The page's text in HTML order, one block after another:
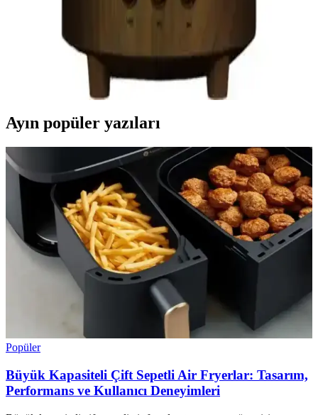
Royal Trend'in nostaljik gaz lambası görünümündeki radyo, yüksek
ses kalitesi, çoklu bağlantı seçenekleri ve şık tasarımıyla dikkat
çekiyor. Taşınabilir ve kullanımı kolay bu ürün, retro ve moderni bir
arada arayanlar için ideal.
Ayın popüler yazıları
Popüler
Büyük Kapasiteli Çift Sepetli Air Fryerlar: Tasarım,
Performans ve Kullanıcı Deneyimleri